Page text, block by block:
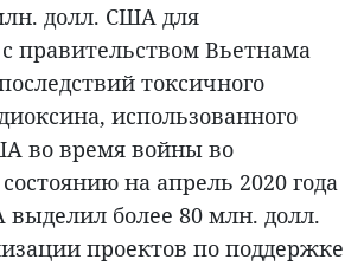
долл. США для
правительством Вьетнама
токсичного
использованного
во время войны во
на апрель 2020 года
более 80 млн. долл.
проектов по поддержке